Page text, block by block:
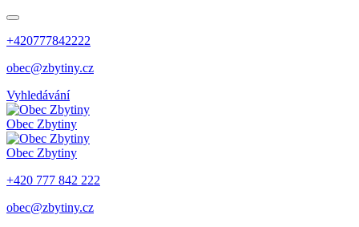
+420777842222
obec@zbytiny.cz
Vyhledávání
Obec Zbytiny
Obec Zbytiny
+420 777 842 222
obec@zbytiny.cz